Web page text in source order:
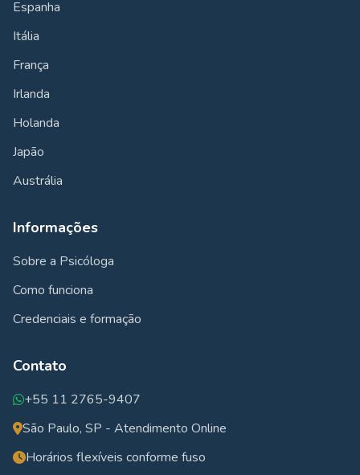
Espanha
Itália
França
Irlanda
Holanda
Japão
Austrália
Informações
Sobre a Psicóloga
Como funciona
Credenciais e formação
Contato
+55 11 2765-9407
São Paulo, SP - Atendimento Online
Horários flexíveis conforme fuso